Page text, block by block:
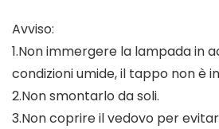
Avviso:
1.Non immergere la lampada in
condizioni umide, il tappo non è
2.Non smontarlo da soli.
3.Non coprire il vedovo per